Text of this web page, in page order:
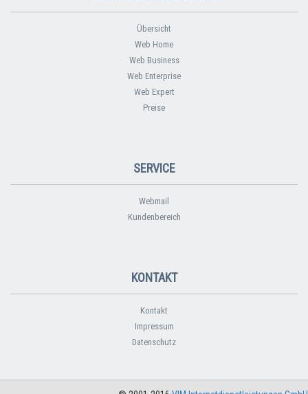
Übersicht
Web Home
Web Business
Web Enterprise
Web Expert
Preise
SERVICE
Webmail
Kundenbereich
KONTAKT
Kontakt
Impressum
Datenschutz